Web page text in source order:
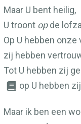
Maar U bent heilig,
U troont opde
Op U hebben
zij hebben
Tot U hebben zij
op U hebben
Maar ik ben een